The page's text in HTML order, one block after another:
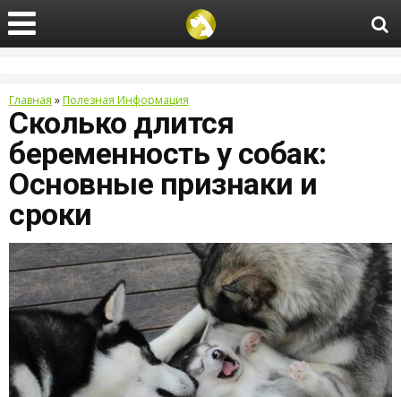
Главная »Полезная Информация
Сколько длится
беременность у собак:
Основные признаки и
сроки